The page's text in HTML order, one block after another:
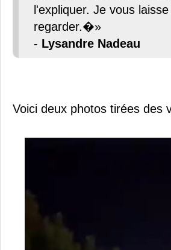
l'expliquer. Je vous
regarder.�»
- Lysandre Nadeau
Voici deux photos tirées des